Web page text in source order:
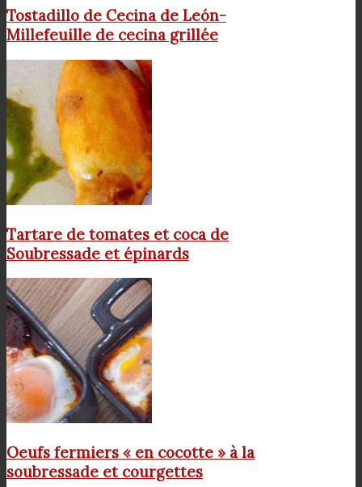
Tostadillo de Cecina de León-
Millefeuille de cecina grillée
Tartare de tomates et coca de
Soubressade et épinards
Oeufs fermiers « en cocotte » à la
soubressade et courgettes